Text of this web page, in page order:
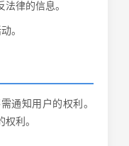
律的信息。
。
通知用户的权利。
利。